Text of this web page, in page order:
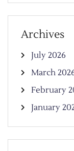
Archives
July 2026
March
February
January